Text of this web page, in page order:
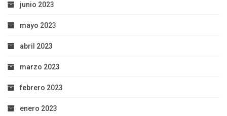
junio 2023
mayo 2023
abril 2023
marzo 2023
febrero 2023
enero 2023